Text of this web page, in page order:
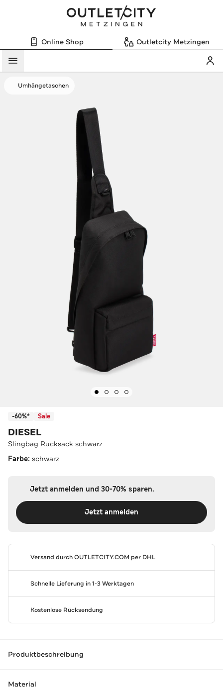
Online Shop Outletcity Metzingen
Menü
Umhängetaschen
-60%* Sale
DIESEL
Slingbag Rucksack schwarz
Farbe: schwarz
Jetzt anmelden und 30-70% sparen.
Jetzt anmelden
Versand durchOUTLETCITY.COM per DHL
Schnelle Lieferung in 1-3 Werktagen
Kostenlose Rücksendung
Produktbeschreibung
Material